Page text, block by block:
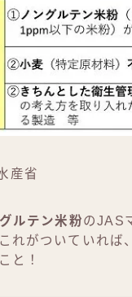
産省
ルテン米粉のJAS
れがついていれば
と！